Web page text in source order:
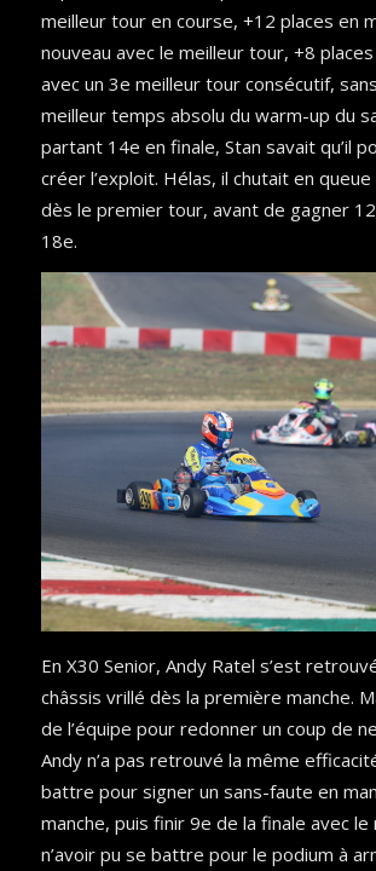
meilleur tour en course, +12 places en
nouveau avec le meilleur tour, +8
avec un 3e meilleur tour consécutif,
meilleur temps absolu du warm-up du
partant 14e en finale, Stan savait qu’il
créer l’exploit. Hélas, il chutait en
dès le premier tour, avant de gagner
18e.
En X30 Senior, Andy Ratel s’est
châssis vrillé dès la première manche.
de l’équipe pour redonner un coup de
Andy n’a pas retrouvé la même
battre pour signer un sans-faute en
manche, puis finir 9e de la finale avec
n’avoir pu se battre pour le podium à